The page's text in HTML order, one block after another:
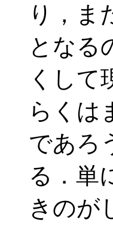
り，ま
となる
くして
らくは
であろ
る．単
きのが